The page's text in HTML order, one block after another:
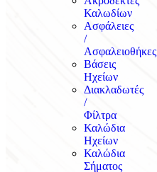
Καλωδίων
Ασφάλειες
/
Ασφαλειοθήκες
Βάσεις
Ηχείων
Διακλαδωτές
/
Φίλτρα
Καλώδια
Ηχείων
Καλώδια
Σήματος